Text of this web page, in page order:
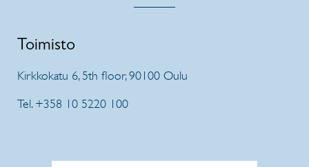
Toimisto
Kirkkokatu 6, 5th floor, 90100 Oulu
Tel. +358 10 5220 100